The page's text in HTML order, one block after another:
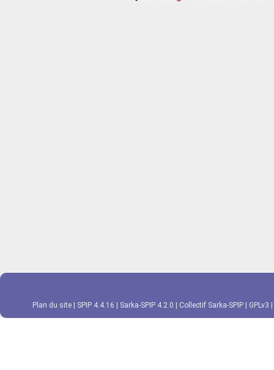
Plan du site SPIP 4.4.16 Sarka-SPIP 4.2.0 Collectif Sarka-SPIP GPLv3